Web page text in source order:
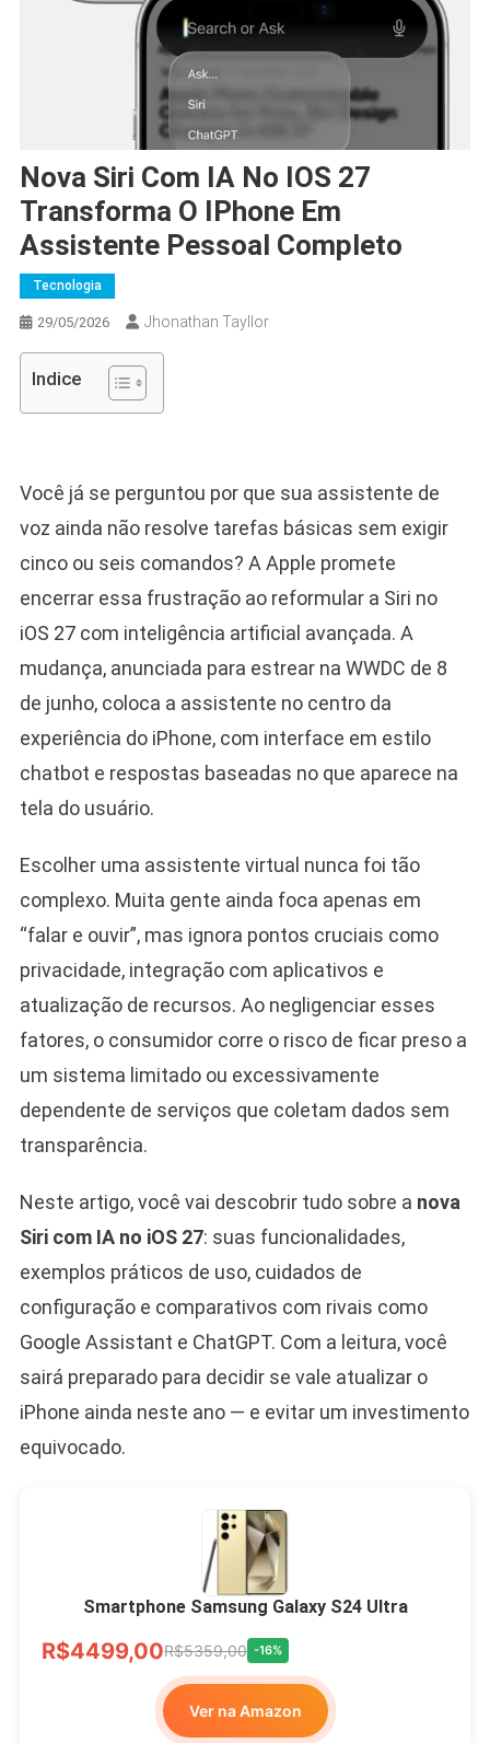
Nova Siri Com IA No IOS 27
Transforma O IPhone Em
Assistente Pessoal Completo
Tecnologia
29/05/2026 Jhonathan Tayllor
Indice
Você já se perguntou por que sua assistente de
voz ainda não resolve tarefas básicas sem exigir
cinco ou seis comandos? A Apple promete
encerrar essa frustração ao reformular a Siri no
iOS 27 com inteligência artificial avançada. A
mudança, anunciada para estrear na WWDC de 8
de junho, coloca a assistente no centro da
experiência do iPhone, com interface em estilo
chatbot e respostas baseadas no que aparece na
tela do usuário.
Escolher uma assistente virtual nunca foi tão
complexo. Muita gente ainda foca apenas em
“falar e ouvir”, mas ignora pontos cruciais como
privacidade, integração com aplicativos e
atualização de recursos. Ao negligenciar esses
fatores, o consumidor corre o risco de ficar preso a
um sistema limitado ou excessivamente
dependente de serviços que coletam dados sem
transparência.
Neste artigo, você vai descobrir tudo sobre a nova
Siri com IA no iOS 27: suas funcionalidades,
exemplos práticos de uso, cuidados de
configuração e comparativos com rivais como
Google Assistant e ChatGPT. Com a leitura, você
sairá preparado para decidir se vale atualizar o
iPhone ainda neste ano — e evitar um investimento
equivocado.
Smartphone Samsung Galaxy S24 Ultra
R$4499,00R$5359,00 -16%
Ver na Amazon